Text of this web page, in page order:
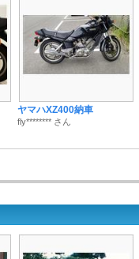
ヤマハXZ400納車
fly******** さん